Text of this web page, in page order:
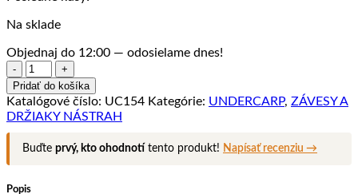
Na sklade
Objednaj do 12:00 — odosielame dnes!
množstvo
Klip
na
kostného
L
Pridať do košíka
Katalógové číslo: UC154 Kategórie: UNDERCARP, ZÁVESY A
DRŽIAKY NÁSTRAH
Buďte prvý, kto ohodnotí tento produkt! Napísať recenziu →
Popis